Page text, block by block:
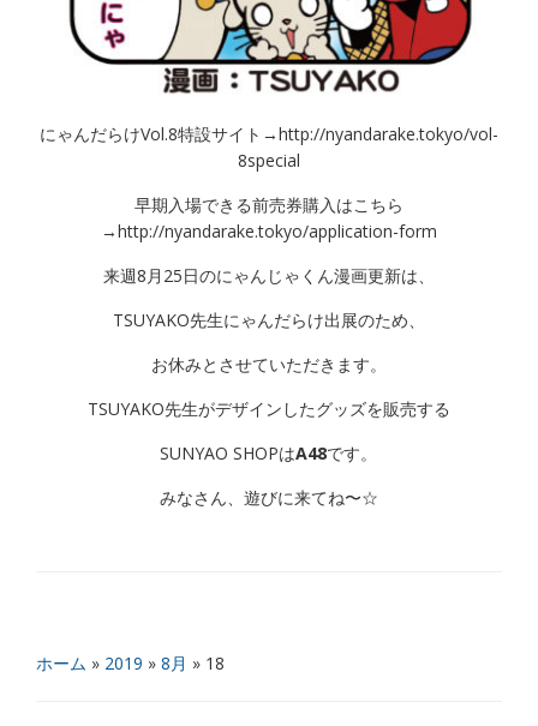
ホーム » 2019 »8月 » 18
にゃんだらけVol.8特設サイト→http://nyandarake.tokyo/vol-
8special
早期入場できる前売券購入はこちら
→http://nyandarake.tokyo/application-form
来週8月25日のにゃんじゃくん漫画更新は、
TSUYAKO先生にゃんだらけ出展のため、
お休みとさせていただきます。
TSUYAKO先生がデザインしたグッズを販売する
SUNYAO SHOPはA48です。
みなさん、遊びに来てね〜☆